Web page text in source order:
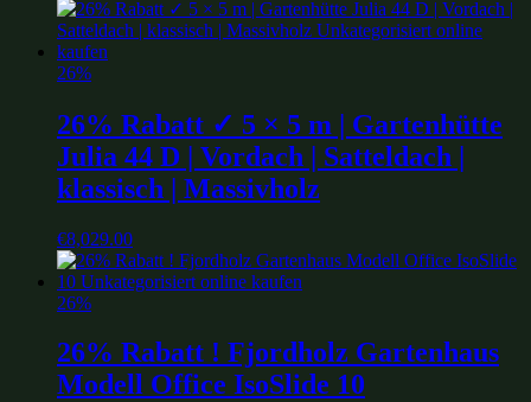
26%
26% Rabatt ✓ 5 × 5 m | Gartenhütte
Julia 44 D | Vordach | Satteldach |
klassisch | Massivholz
€8,029.00
26%
26% Rabatt ! Fjordholz Gartenhaus
Modell Office IsoSlide 10